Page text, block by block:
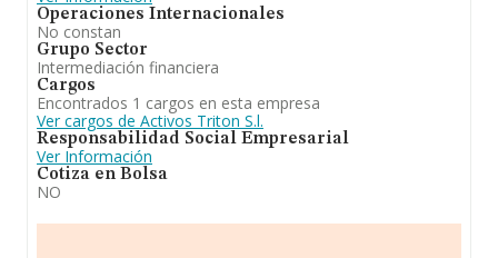
Operaciones Internacionales
No constan
Grupo Sector
Intermediación financiera
Cargos
Encontrados 1 cargos en esta empresa
Ver cargos de Activos Triton S.l.
Responsabilidad Social Empresarial
Ver Información
Cotiza en Bolsa
NO